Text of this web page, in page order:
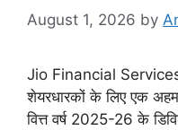
August 1, 2026 by
Jio Financial
शेयरधारकों के लिए एक
वित्त वर्ष 2025-26 के